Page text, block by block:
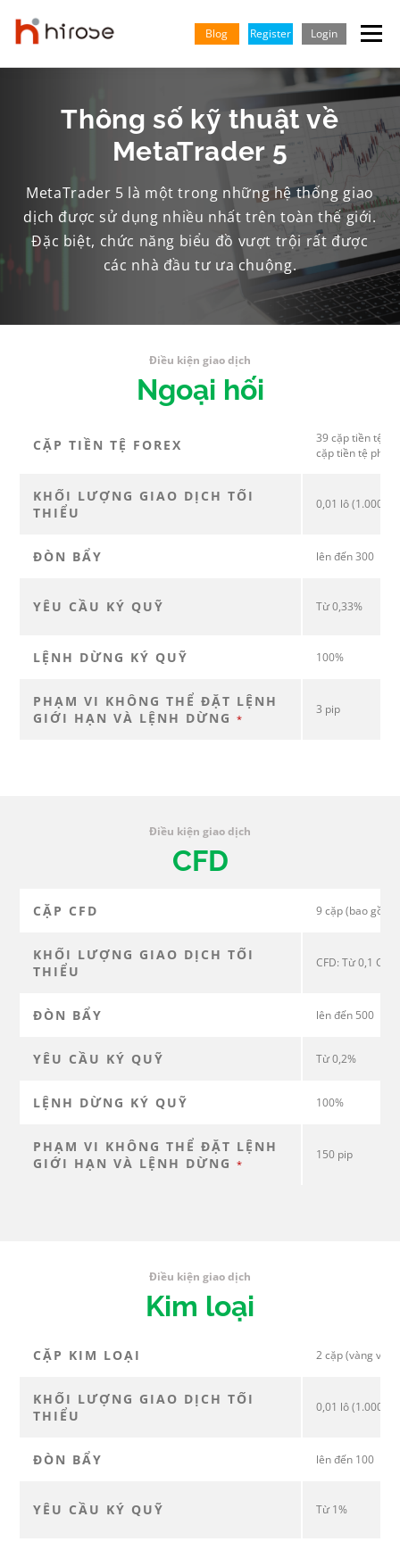
content
Blog Register Login Menu
CÔNG TY TIẾNG VIỆT
English
Indonesian
Thông số kỹ thuật về
MetaTrader 5
MetaTrader 5 là một trong những hệ thống giao
dịch được sử dụng nhiều nhất trên toàn thế giới.
Đặc biệt, chức năng biểu đồ vượt trội rất được
các nhà đầu tư ưa chuộng.
Điều kiện giao dịch
Ngoại hối
CẶP TIỀN TỆ FOREX
39 cặp tiền tệ
cặp tiền tệ phụ)
KHỐI LƯỢNG GIAO DỊCH TỐI
THIỂU
0,01 lô (1.000
ĐÒN BẨY lên đến 300
YÊU CẦU KÝ QUỸ Từ 0,33%
LỆNH DỪNG KÝ QUỸ 100%
PHẠM VI KHÔNG THỂ ĐẶT LỆNH
GIỚI HẠN VÀ LỆNH DỪNG*
3 pip
Điều kiện giao dịch
CFD
CẶP CFD 9 cặp (bao gồm
KHỐI LƯỢNG GIAO DỊCH TỐI
THIỂU
CFD: Từ 0,1 CFD
ĐÒN BẨY lên đến 500
YÊU CẦU KÝ QUỸ Từ 0,2%
LỆNH DỪNG KÝ QUỸ 100%
PHẠM VI KHÔNG THỂ ĐẶT LỆNH
GIỚI HẠN VÀ LỆNH DỪNG*
150 pip
Điều kiện giao dịch
Kim loại
CẶP KIM LOẠI 2 cặp (vàng và
KHỐI LƯỢNG GIAO DỊCH TỐI
THIỂU
0,01 lô (1.000
ĐÒN BẨY lên đến 100
YÊU CẦU KÝ QUỸ Từ 1%